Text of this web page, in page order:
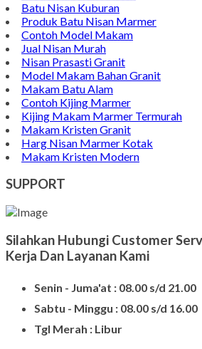
Batu Nisan Kuburan
Produk Batu Nisan Marmer
Contoh Model Makam
Jual Nisan Murah
Nisan Prasasti Granit
Model Makam Bahan Granit
Makam Batu Alam
Contoh Kijing Marmer
Kijing Makam Marmer Termurah
Makam Kristen Granit
Harg Nisan Marmer Kotak
Makam Kristen Modern
SUPPORT
Silahkan Hubungi Customer
Kerja Dan Layanan Kami
Senin - Juma'at : 08.00 s/d 21.00
Sabtu - Minggu : 08.00 s/d 16.00
Tgl Merah : Libur